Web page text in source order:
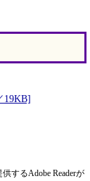
19KB]
するAdobe Readerが